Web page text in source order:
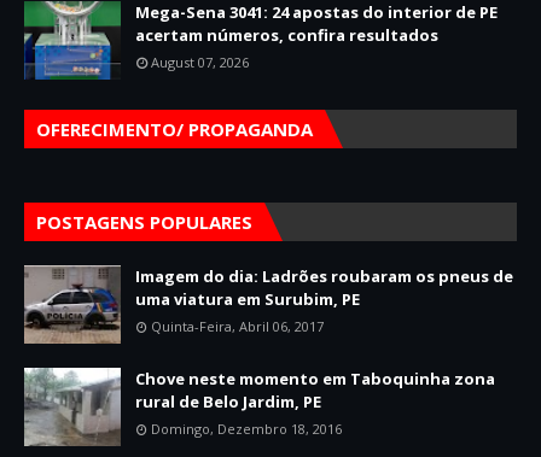
Mega-Sena 3041: 24 apostas do interior de PE
acertam números, confira resultados
August 07, 2026
OFERECIMENTO/ PROPAGANDA
POSTAGENS POPULARES
Imagem do dia: Ladrões roubaram os pneus de
uma viatura em Surubim, PE
Quinta-Feira, Abril 06, 2017
Chove neste momento em Taboquinha zona
rural de Belo Jardim, PE
Domingo, Dezembro 18, 2016